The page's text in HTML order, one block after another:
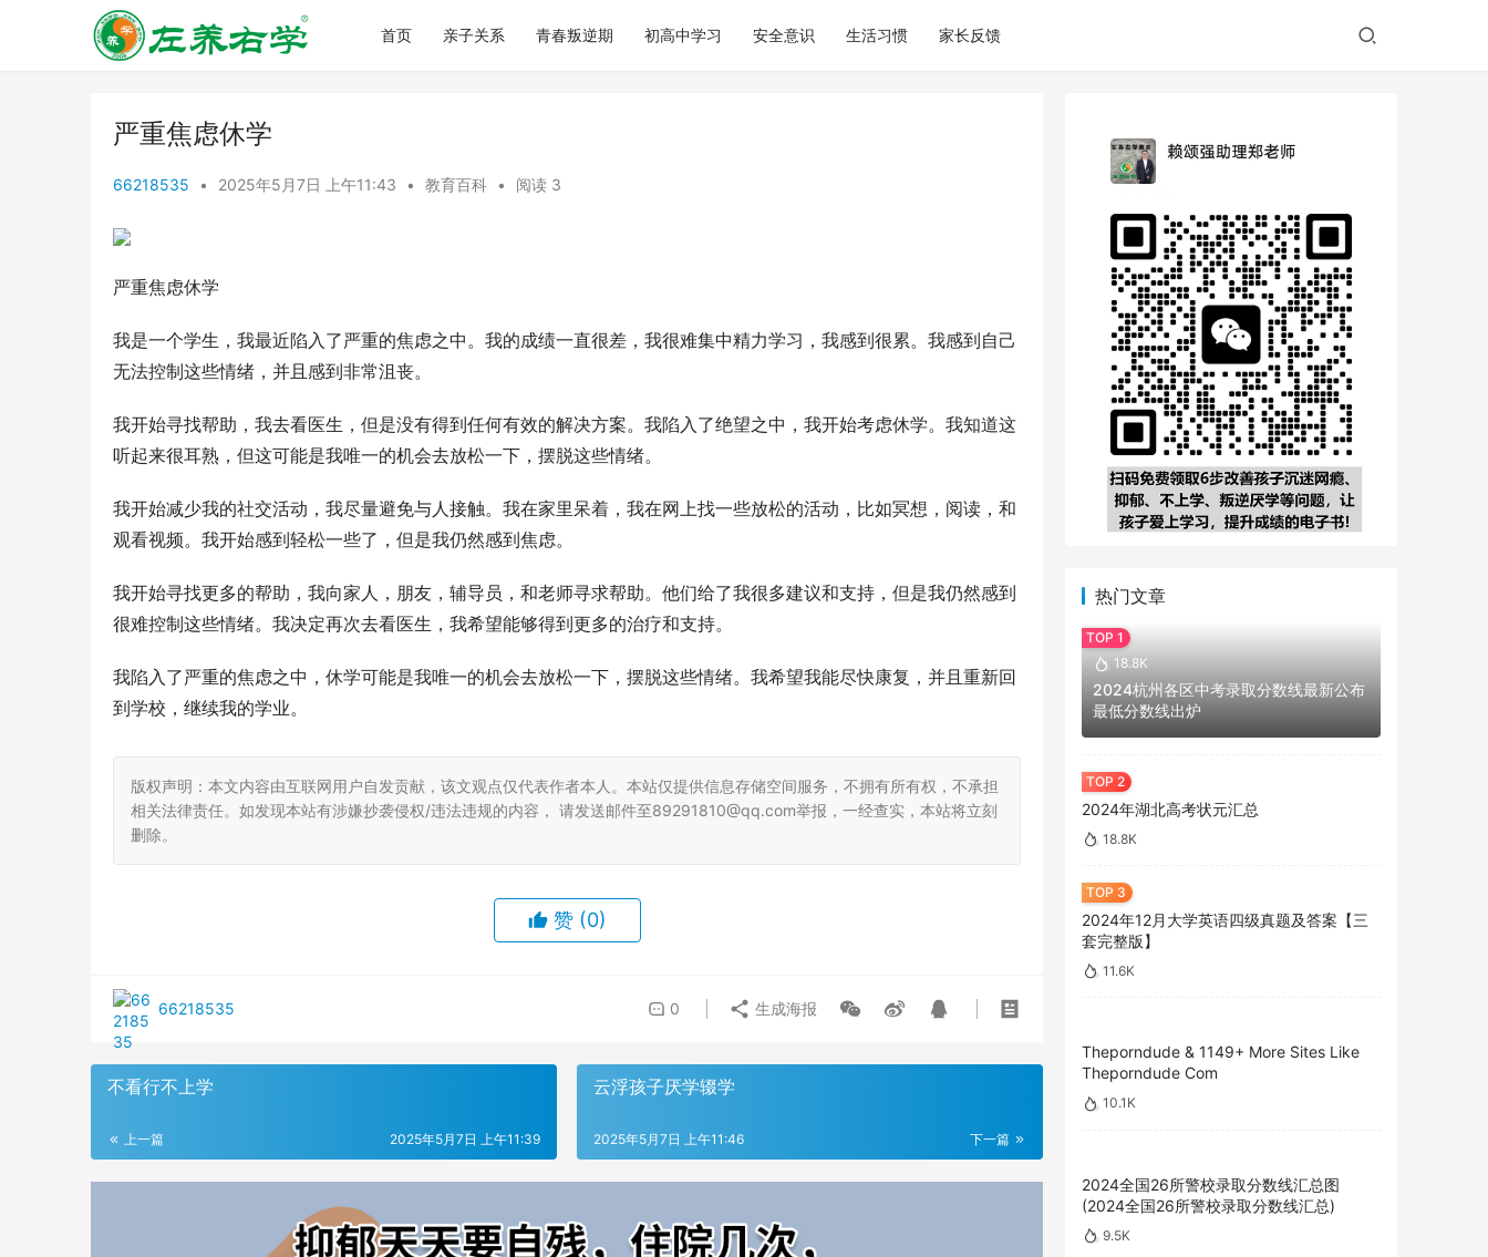
首页 亲子关系 青春叛逆期 初高中学习 安全意识 生活习惯 家长反馈
严重焦虑休学
66218535 • 2025年5月7日 上午11:43 • 教育百科 • 阅读 3
严重焦虑休学
我是一个学生，我最近陷入了严重的焦虑之中。我的成绩一直很差，我很难集中精力学习，我感到很累。我感到自己
无法控制这些情绪，并且感到非常沮丧。
我开始寻找帮助，我去看医生，但是没有得到任何有效的解决方案。我陷入了绝望之中，我开始考虑休学。我知道这
听起来很耳熟，但这可能是我唯一的机会去放松一下，摆脱这些情绪。
我开始减少我的社交活动，我尽量避免与人接触。我在家里呆着，我在网上找一些放松的活动，比如冥想，阅读，和
观看视频。我开始感到轻松一些了，但是我仍然感到焦虑。
我开始寻找更多的帮助，我向家人，朋友，辅导员，和老师寻求帮助。他们给了我很多建议和支持，但是我仍然感到
很难控制这些情绪。我决定再次去看医生，我希望能够得到更多的治疗和支持。
我陷入了严重的焦虑之中，休学可能是我唯一的机会去放松一下，摆脱这些情绪。我希望我能尽快康复，并且重新回
到学校，继续我的学业。
版权声明：本文内容由互联网用户自发贡献，该文观点仅代表作者本人。本站仅提供信息存储空间服务，不拥有所有权，不承担
相关法律责任。如发现本站有涉嫌抄袭侵权/违法违规的内容， 请发送邮件至89291810@qq.com举报，一经查实，本站将立刻
删除。
赞 (0)
66218535 0 生成海报
不看行不上学
上一篇 2025年5月7日 上午11:39
云浮孩子厌学辍学
下一篇
2025年5月7日 上午11:46
热门文章
18.8K
2024杭州各区中考录取分数线最新公布
最低分数线出炉
2024年湖北高考状元汇总
18.8K
2024年12月大学英语四级真题及答案【三
套完整版】
11.6K
Theporndude & 1149+ More Sites Like
Theporndude Com
10.1K
2024全国26所警校录取分数线汇总图
(2024全国26所警校录取分数线汇总)
9.5K